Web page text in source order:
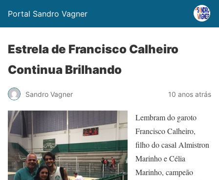
Portal Sandro Vagner
Estrela de Francisco Calheiro
Continua Brilhando
Sandro Vagner 10 anos atrás
Lembram do garoto
Francisco Calheiro,
filho do casal Almistron
Marinho e Célia
Marinho, campeão